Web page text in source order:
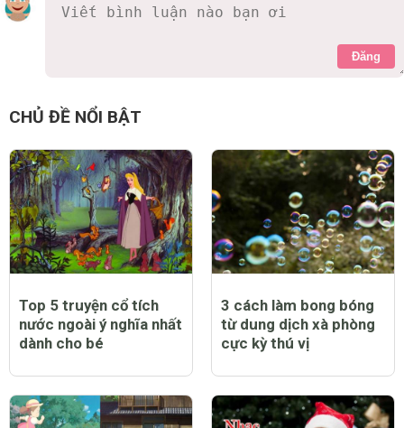
Đăng
CHỦ ĐỀ NỔI BẬT
Top 5 truyện cổ tích
nước ngoài ý nghĩa nhất
dành cho bé
3 cách làm bong bóng
từ dung dịch xà phòng
cực kỳ thú vị